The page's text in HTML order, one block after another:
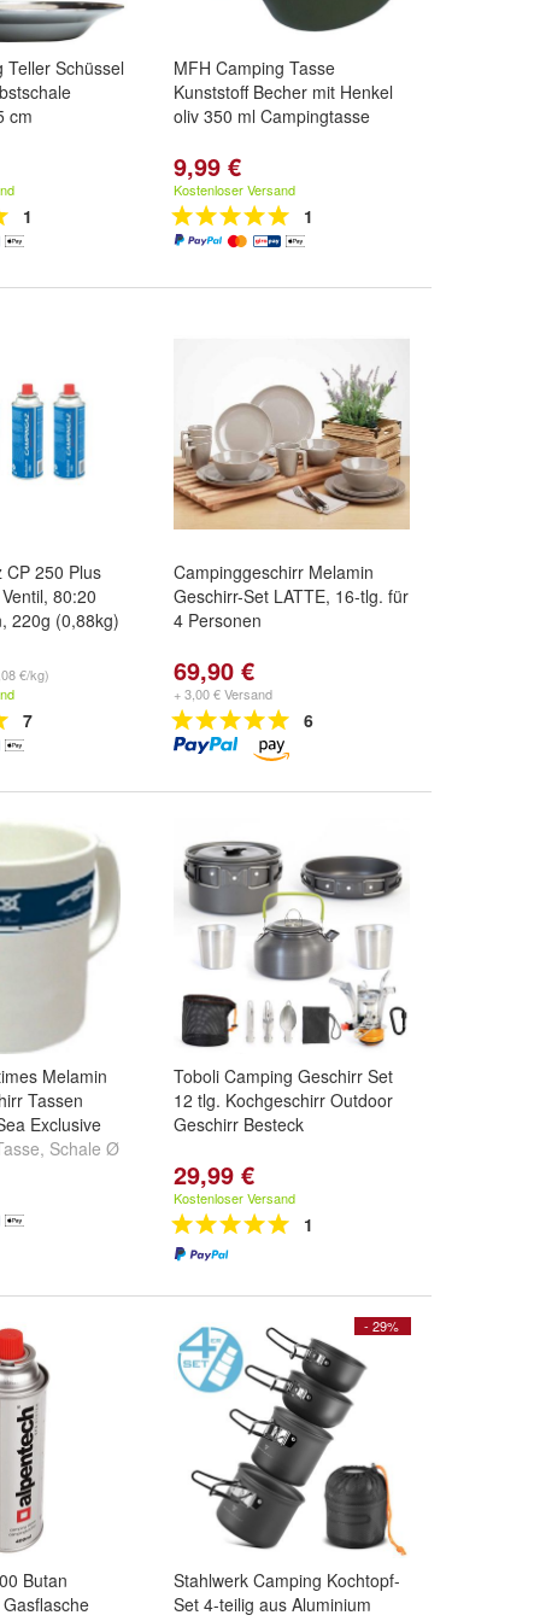
Teller Schüssel
cm
1
MFH Camping Tasse
Kunststoff Becher mit Henkel
oliv 350 ml Campingtasse
9,99 €
Kostenloser Versand
1
CP 250 Plus
80:20
220g (0,88kg)
€/kg)
7
Campinggeschirr Melamin
Geschirr-Set LATTE, 16-tlg. für
4 Personen
69,90 €
+ 3,00 € Versand
6
Melamin
Tassen
Exclusive
, Schale Ø
Ø 20 cm
Toboli Camping Geschirr Set
12 tlg. Kochgeschirr Outdoor
Geschirr Besteck
29,99 €
Kostenloser Versand
1
Butan
- 29%
Stahlwerk Camping Kochtopf-
Set 4-teilig aus Aluminium